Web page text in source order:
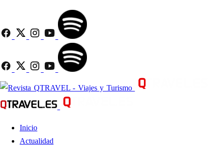
Inicio
Actualidad